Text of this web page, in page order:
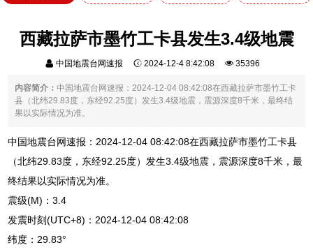
西藏拉萨市墨竹工卡县发生3.4级地震
中国地震台网速报 2024-12-4 8:42:08 35396
内容简介：中国地震台网速报：2024-12-04 08:42:08在西藏拉萨市墨竹工卡
县（北纬29.83度，东经92.25度）发生3.4级地震，震源深度8千米，最终结
果以实际情况为准。
中国地震台网速报：2024-12-04 08:42:08在西藏拉萨市墨竹工卡县
（北纬29.83度，东经92.25度）发生3.4级地震，震源深度8千米，最
终结果以实际情况为准。
震级(M)：3.4
发震时刻(UTC+8)：2024-12-04 08:42:08
纬度：29.83°